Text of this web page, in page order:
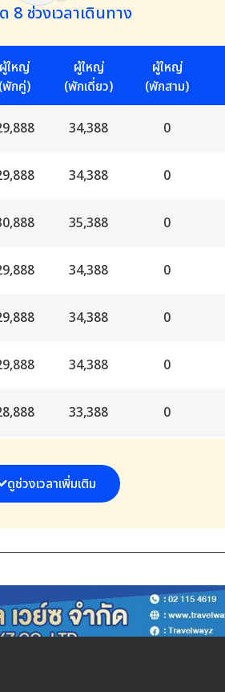
8ช่วงเวลาเดินทาง
ผู้ใหญ่
(พักคู่)
ผู้ใหญ่
(พักเดี่ยว)
ผู้ใหญ่
(พักสาม)
34,388 0
34,388 0
35,388 0
34,388 0
34,388 0
34,388 0
33,388 0
34,388
ดูช่วงเวลาเพิ่มเติม